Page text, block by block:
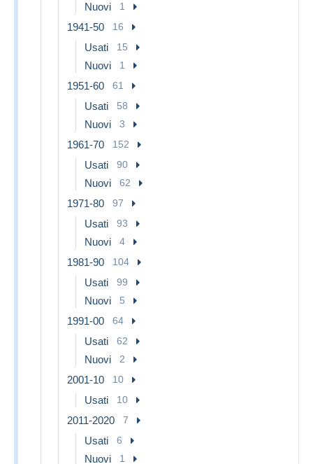
Nuovi 1
1941-50 16
Usati 15
Nuovi 1
1951-60 61
Usati 58
Nuovi 3
1961-70 152
Usati 90
Nuovi 62
1971-80 97
Usati 93
Nuovi 4
1981-90 104
Usati 99
Nuovi 5
1991-00 64
Usati 62
Nuovi 2
2001-10 10
Usati 10
2011-2020 7
Usati 6
Nuovi 1